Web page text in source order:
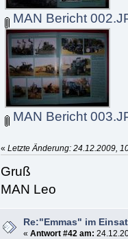
MAN Bericht
MAN Bericht
«Letzte Änderung: 24.12.2009,
Gruß
MAN Leo
Re:"Emmas" im
« Antwort #42 am: